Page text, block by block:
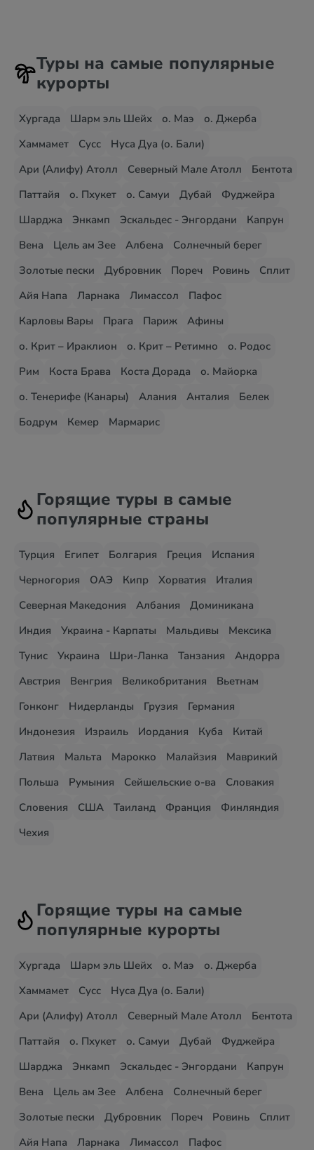
Туры на самые популярные
курорты
Хургада Шарм эль Шейх о. Маэ
о. Джерба
Хаммамет
Сусс
Нуса Дуа (о. Бали)
Ари (Алифу) Атолл
Северный Мале Атолл
Бентота
Паттайя
о. Пхукет о. Самуи Дубай
Фуджейра
Шарджа
Энкамп Эскальдес - Энгордани
Капрун
Вена
Цель ам Зее Албена
Солнечный берег
Золотые пески
Дубровник Пореч Ровинь
Сплит
Айя Напа
Ларнака Лимассол
Пафос
Карловы Вары
Прага Париж
Афины
о. Крит – Ираклион
о. Крит – Ретимно
о. Родос
Рим
Коста Брава Коста Дорада
о. Майорка
о. Тенерифе (Канары)
Алания Анталия
Белек
Бодрум
Кемер Мармарис
Горящие туры в самые
популярные страны
Турция Египет Болгария Греция
Испания
Черногория
ОАЭ Кипр Хорватия
Италия
Северная Македония
Албания
Доминикана
Индия
Украина - Карпаты Мальдивы
Мексика
Тунис
Украина Шри-Ланка Танзания
Андорра
Австрия
Венгрия Великобритания
Вьетнам
Гонконг
Нидерланды Грузия
Германия
Индонезия
Израиль Иордания Куба
Китай
Латвия
Мальта Марокко Малайзия
Маврикий
Польша
Румыния Сейшельские о-ва
Словакия
Словения
США Таиланд Франция
Финляндия
Чехия
Горящие туры на самые
популярные курорты
Хургада Шарм эль Шейх о. Маэ
о. Джерба
Хаммамет
Сусс
Нуса Дуа (о. Бали)
Ари (Алифу) Атолл
Северный Мале Атолл
Бентота
Паттайя
о. Пхукет о. Самуи Дубай
Фуджейра
Шарджа
Энкамп Эскальдес - Энгордани
Капрун
Вена
Цель ам Зее Албена
Солнечный берег
Золотые пески
Дубровник Пореч Ровинь
Сплит
Айя Напа
Ларнака Лимассол
Пафос